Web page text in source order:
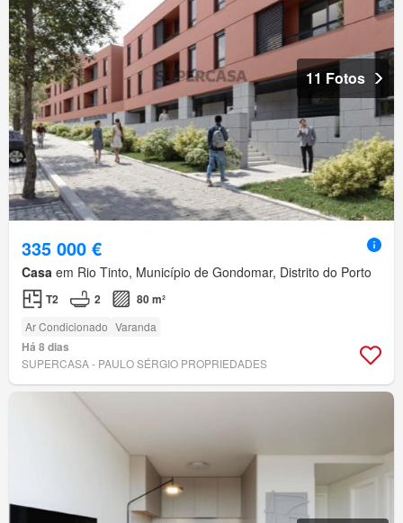
11 Fotos
335 000 €
Casa em Rio Tinto, Município de Gondomar, Distrito do Porto
T2 2 80 m²
Ar Condicionado Varanda
Há 8 dias
SUPERCASA - PAULO SÉRGIO PROPRIEDADES